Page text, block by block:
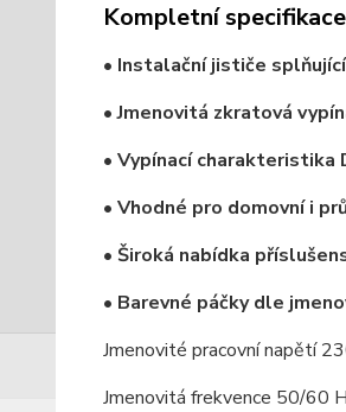
Kompletní specifikace
• Instalační jističe
• Jmenovitá zkratová
• Vypínací charakteristika
• Vhodné pro domovní i
• Široká nabídka
• Barevné páčky dle
Jmenovité pracovní napětí
Jmenovitá frekvence 50/60